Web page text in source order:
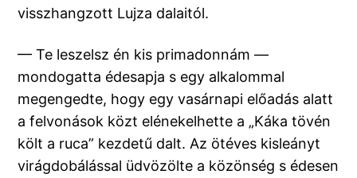
visszhangzott Lujza dalaitól.
— Te leszelsz én kis primadonnám —
mondogatta édesapja s egy alkalommal
megengedte, hogy egy vasárnapi előadás alatt
a felvonások közt elénekelhette a „Káka tövén
költ a ruca” kezdetű dalt. Az ötéves kisleányt
virágdobálással üdvözölte a közönség s édesen